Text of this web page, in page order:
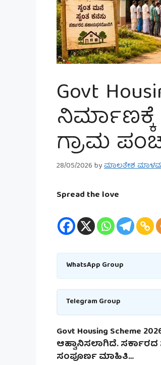
Govt
ಗ್ರಾಮ
28/05/2026byಮಾಲತೇಶ
Spread the love
WhatsApp Group
Telegram Group
Govt Housing
ಆಹ್ವಾನಿಸಲಾಗಿದೆ.
ಸಂಪೂರ್ಣ ಮಾಹಿತಿ…